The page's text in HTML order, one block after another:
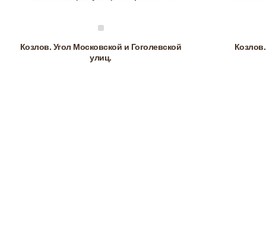
Козлов. Угол Московской и Гоголевской
улиц.